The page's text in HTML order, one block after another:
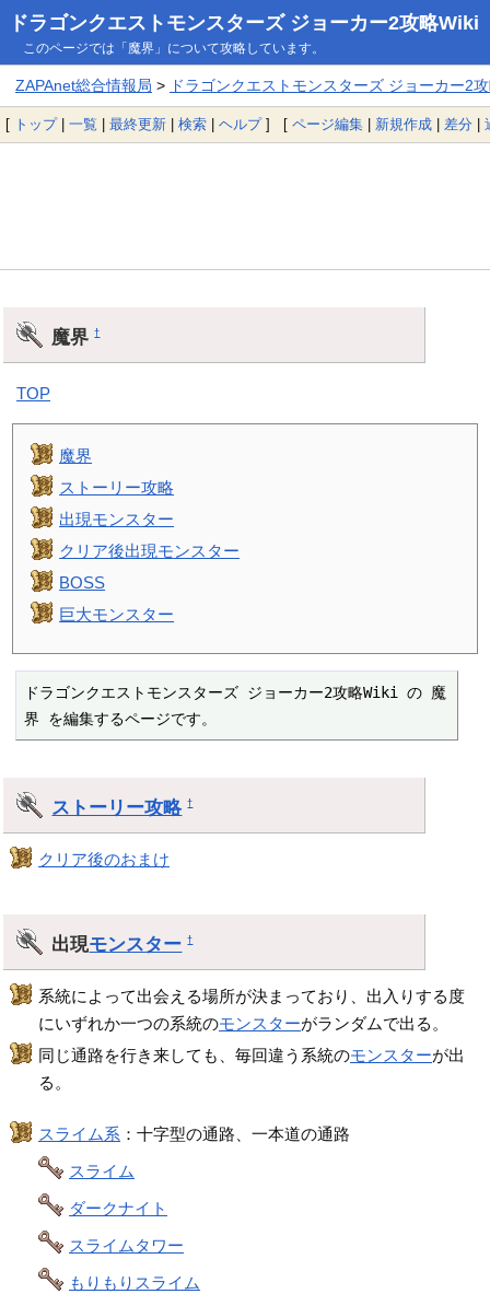
ドラゴンクエストモンスターズ ジョーカー2攻略Wiki
このページでは「魔界」について攻略しています。
ZAPAnet総合情報局 > ドラゴンクエストモンスターズ ジョーカー2
[ トップ| 一覧 | 最終更新 | 検索 | ヘルプ] [ ページ編集 | 新規作成 | 差分 |
魔界†
TOP
魔界
ストーリー攻略
出現モンスター
クリア後出現モンスター
BOSS
巨大モンスター
ドラゴンクエストモンスターズ ジョーカー2攻略Wiki の 魔
界 を編集するページです。
ストーリー攻略 †
クリア後のおまけ
出現モンスター †
系統によって出会える場所が決まっており、出入りする度
にいずれか一つの系統のモンスターがランダムで出る。
同じ通路を行き来しても、毎回違う系統のモンスターが出
る。
スライム系 ：十字型の通路、一本道の通路
スライム
ダークナイト
スライムタワー
もりもりスライム